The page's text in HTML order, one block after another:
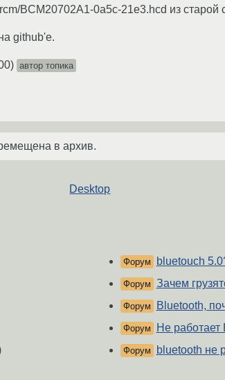
BCM20702A1-0a5c-21e3.hcd из старой
github'е.
) автор топика
в архив.
Desktop
Форум bluetouch
Форум Зачем
Форум Bluetooth,
Форум Не работает
Форум bluetooth не